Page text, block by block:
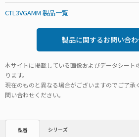
CTL3VGAMM 製品一覧
製品に関するお問い合
本サイトに掲載している画像およびデータシート
ります。
現在のものと異なる場合がございますのでご了承
問い合わせください。
型番 シリーズ